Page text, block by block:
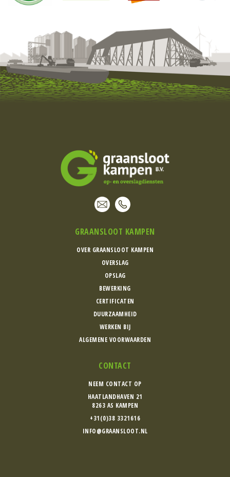
GRAANSLOOT KAMPEN
OVER GRAANSLOOT KAMPEN
OVERSLAG
OPSLAG
BEWERKING
CERTIFICATEN
DUURZAAMHEID
WERKEN BIJ
ALGEMENE VOORWAARDEN
CONTACT
NEEM CONTACT OP
HAATLANDHAVEN 21
8263 AS KAMPEN
+31(0)38 3321616
INFO@GRAANSLOOT.NL